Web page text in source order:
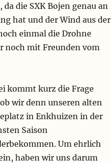
die SXK Bojen genau an
hat und der Wind aus der
einmal die Drohne
noch mit Freunden vom
kommt kurz die Frage
wir denn unseren alten
in Enkhuizen in der
Saison
Um ehrlich
haben wir uns darum